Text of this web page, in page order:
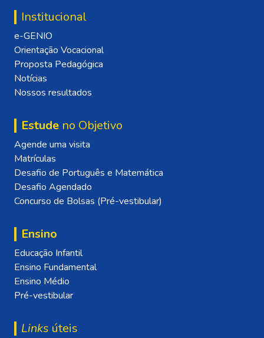
Institucional
e-GENIO
Orientação Vocacional
Proposta Pedagógica
Notícias
Nossos resultados
Estude no Objetivo
Agende uma visita
Matrículas
Desafio de Português e Matemática
Desafio Agendado
Concurso de Bolsas (Pré-vestibular)
Ensino
Educação Infantil
Ensino Fundamental
Ensino Médio
Pré-vestibular
Links úteis